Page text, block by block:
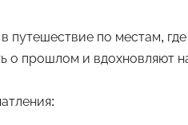
путешествие по местам,
о прошлом и вдохновляют